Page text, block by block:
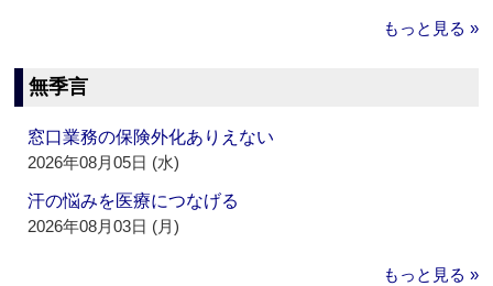
もっと見る »
無季言
窓口業務の保険外化ありえない
2026年08月05日 (水)
汗の悩みを医療につなげる
2026年08月03日 (月)
もっと見る »